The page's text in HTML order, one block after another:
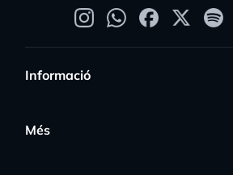
Informació
Més